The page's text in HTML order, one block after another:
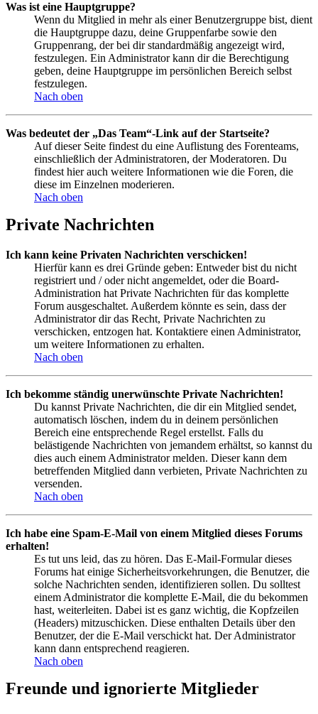
Was ist eine Hauptgruppe?
Wenn du Mitglied in mehr als einer Benutzergruppe bist, dient
die Hauptgruppe dazu, deine Gruppenfarbe sowie den
Gruppenrang, der bei dir standardmäßig angezeigt wird,
festzulegen. Ein Administrator kann dir die Berechtigung
geben, deine Hauptgruppe im persönlichen Bereich selbst
festzulegen.
Nach oben
Was bedeutet der „Das Team“-Link auf der Startseite?
Auf dieser Seite findest du eine Auflistung des Forenteams,
einschließlich der Administratoren, der Moderatoren. Du
findest hier auch weitere Informationen wie die Foren, die
diese im Einzelnen moderieren.
Nach oben
Private Nachrichten
Ich kann keine Privaten Nachrichten verschicken!
Hierfür kann es drei Gründe geben: Entweder bist du nicht
registriert und / oder nicht angemeldet, oder die Board-
Administration hat Private Nachrichten für das komplette
Forum ausgeschaltet. Außerdem könnte es sein, dass der
Administrator dir das Recht, Private Nachrichten zu
verschicken, entzogen hat. Kontaktiere einen Administrator,
um weitere Informationen zu erhalten.
Nach oben
Ich bekomme ständig unerwünschte Private Nachrichten!
Du kannst Private Nachrichten, die dir ein Mitglied sendet,
automatisch löschen, indem du in deinem persönlichen
Bereich eine entsprechende Regel erstellst. Falls du
belästigende Nachrichten von jemandem erhältst, so kannst du
dies auch einem Administrator melden. Dieser kann dem
betreffenden Mitglied dann verbieten, Private Nachrichten zu
versenden.
Nach oben
Ich habe eine Spam-E-Mail von einem Mitglied dieses Forums
erhalten!
Es tut uns leid, das zu hören. Das E-Mail-Formular dieses
Forums hat einige Sicherheitsvorkehrungen, die Benutzer, die
solche Nachrichten senden, identifizieren sollen. Du solltest
einem Administrator die komplette E-Mail, die du bekommen
hast, weiterleiten. Dabei ist es ganz wichtig, die Kopfzeilen
(Headers) mitzuschicken. Diese enthalten Details über den
Benutzer, der die E-Mail verschickt hat. Der Administrator
kann dann entsprechend reagieren.
Nach oben
Freunde und ignorierte Mitglieder